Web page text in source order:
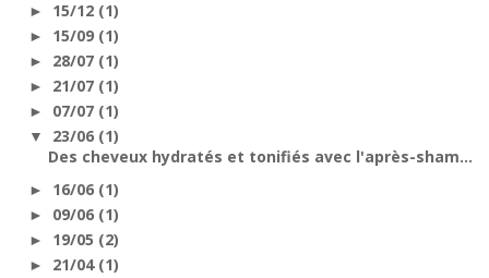
► 15/12 (1)
► 15/09 (1)
► 28/07 (1)
► 21/07 (1)
► 07/07 (1)
▼ 23/06 (1)
Des cheveux hydratés et tonifiés avec l'après-sham...
► 16/06 (1)
► 09/06 (1)
► 19/05 (2)
► 21/04 (1)